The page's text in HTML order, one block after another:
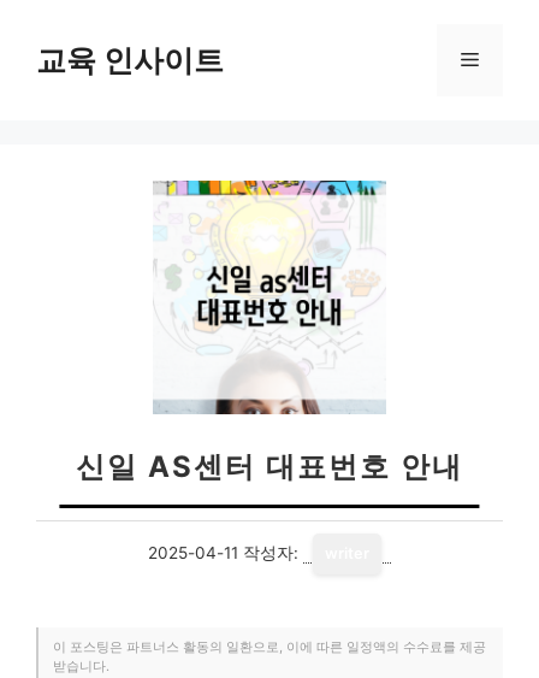
교육 인사이트 메
신일 AS센터 대표번호 안내
2025-04-11 작성자:
이 포스팅은 파트너스 활동의 일환으로, 이에 따른 일정액의 수수료를 제공
받습니다.